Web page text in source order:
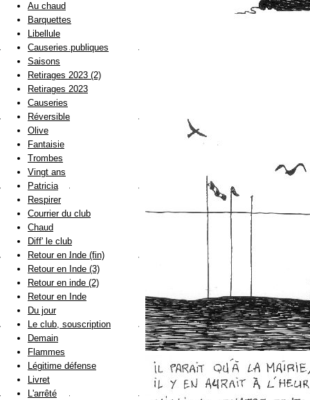
Au chaud
Barquettes
Libellule
Causeries publiques
Saisons
Retirages 2023 (2)
Retirages 2023
Causeries
Réversible
Olive
Fantaisie
Trombes
Vingt ans
Patricia
Respirer
Courrier du club
Chaud
Diff' le club
Retour en Inde (fin)
Retour en Inde (3)
Retour en inde (2)
Retour en Inde
Du jour
Le club, souscription
Demain
Flammes
Légitime défense
Livret
L'arrêté